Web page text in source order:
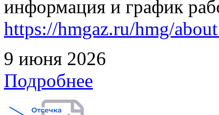
информация и график
https://hmgaz.ru/hmg/
9 июня 2026
Подробнее